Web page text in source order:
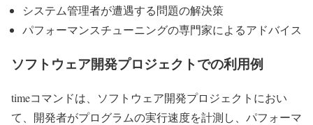
システム管理者が遭遇する問題の解決策
パフォーマンスチューニングの専門家によるアドバイス
ソフトウェア開発プロジェクトでの利用例
timeコマンドは、ソフトウェア開発プロジェクトにおい
て、開発者がプログラムの実行速度を計測し、パフォーマ